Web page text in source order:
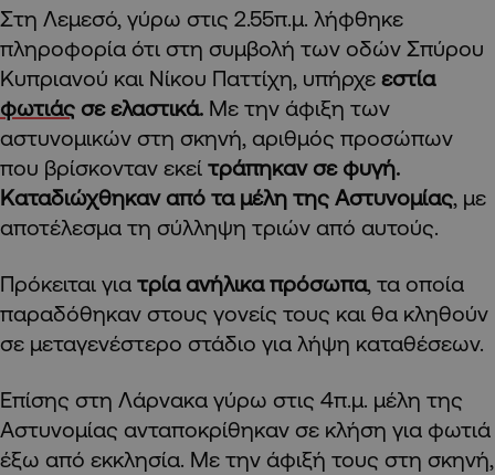
Στη Λεμεσό, γύρω στις 2.55π.μ. λήφθηκε
πληροφορία ότι στη συμβολή των οδών Σπύρου
Κυπριανού και Νίκου Παττίχη, υπήρχε εστία
φωτιάς σε ελαστικά. Με την άφιξη των
αστυνομικών στη σκηνή, αριθμός προσώπων
που βρίσκονταν εκεί τράπηκαν σε φυγή.
Καταδιώχθηκαν από τα μέλη της Αστυνομίας, με
αποτέλεσμα τη σύλληψη τριών από αυτούς.
Πρόκειται για τρία ανήλικα πρόσωπα, τα οποία
παραδόθηκαν στους γονείς τους και θα κληθούν
σε μεταγενέστερο στάδιο για λήψη καταθέσεων.
Επίσης στη Λάρνακα γύρω στις 4π.μ. μέλη της
Αστυνομίας ανταποκρίθηκαν σε κλήση για φωτιά
έξω από εκκλησία. Με την άφιξή τους στη σκηνή,